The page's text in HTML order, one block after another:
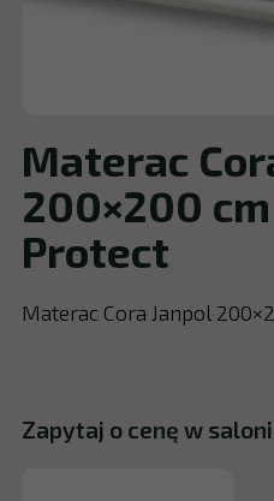
Materac
200×200
Protect
Materac Cora Janpol
Zapytaj o cenę w